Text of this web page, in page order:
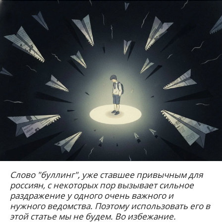
Слово "буллинг", уже ставшее привычным для
россиян, с некоторых пор вызывает сильное
раздражение у одного очень важного и
нужного ведомства. Поэтому использовать его в
этой статье мы не будем. Во избежание.